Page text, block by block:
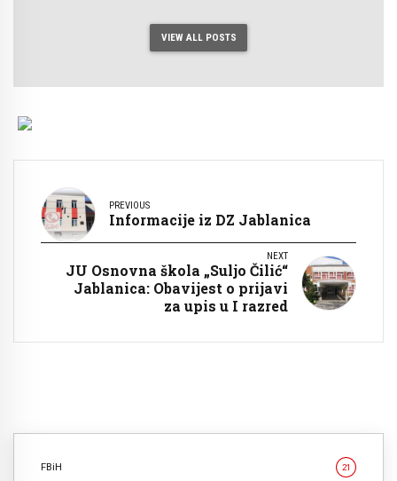
VIEW ALL POSTS
PREVIOUS
Informacije iz DZ Jablanica
NEXT
JU Osnovna škola „Suljo Čilić“
Jablanica: Obavijest o prijavi
za upis u I razred
FBiH 21